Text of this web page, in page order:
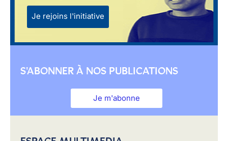
Je rejoins l'initiative
S'ABONNER À NOS PUBLICATIONS
Je m'abonne